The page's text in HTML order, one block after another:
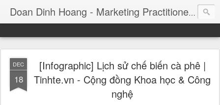
Doan Dinh Hoang - Marketing Practitioner
DEC
18
[Infographic] Lịch sử chế biến cà phê |
Tinhte.vn - Cộng đồng Khoa học & Công
nghệ